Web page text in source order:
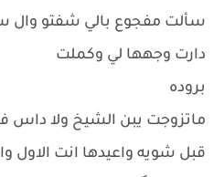
سألت مفجوع بالي شفتو وال
دارت وجهها لي وكملت
بروده
ماتزوجت يبن الشيخ ولا داس
قبل شويه واعيدها انت